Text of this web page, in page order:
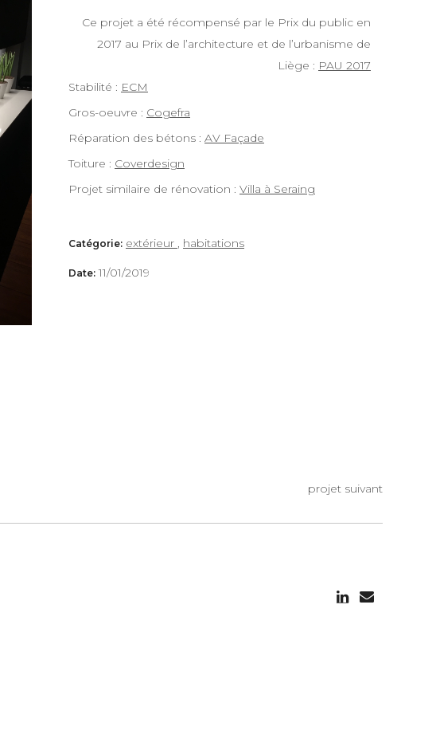
Ce projet a été récompensé par le Prix du public en
2017 au Prix de l’architecture et de l’urbanisme de
Liège : PAU 2017
Stabilité : ECM
Gros-oeuvre : Cogefra
Réparation des bétons : AV Façade
Toiture : Coverdesign
Projet similaire de rénovation : Villa à Seraing
Catégorie: extérieur , habitations
Date: 11/01/2019
projet suivant